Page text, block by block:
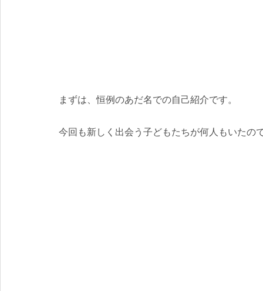
まずは、恒例のあだ名での自己紹介です。
今回も新しく出会う子どもたちが何人もいたの